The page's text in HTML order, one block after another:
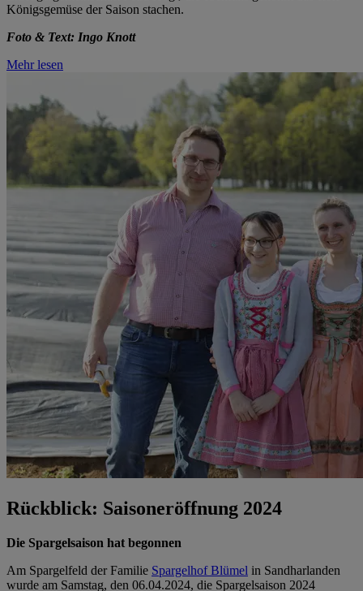
Königsgemüse der Saison stachen.
Foto & Text: Ingo Knott
Mehr lesen
Rückblick: Saisoneröffnung 2024
Die Spargelsaison hat begonnen
Am Spargelfeld der Familie Spargelhof Blümel in Sandharlanden
wurde am Samstag, den 06.04.2024, die Spargelsaison 2024